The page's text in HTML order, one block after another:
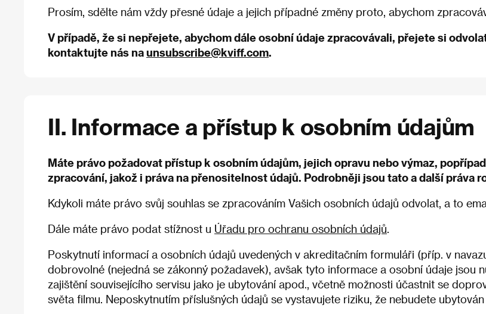
Prosím, sdělte nám vždy přesné údaje a jejich případné změny proto, abychom
V případě, že si nepřejete, abychom dále osobní údaje zpracovávali, přejete si
kontaktujte nás naunsubscribe@kviff.com.
II. Informace a přístup k osobním údajům
Máte právo požadovat přístup k osobním údajům, jejich opravu nebo výmaz,
zpracování, jakož i práva na přenositelnost údajů. Podrobněji jsou tato a další práva
Kdykoli máte právo svůj souhlas se zpracováním Vašich osobních údajů odvolat, a to
Dále máte právo podat stížnost u Úřadu pro ochranu osobních údajů.
Poskytnutí informací a osobních údajů uvedených v akreditačním formuláři (příp. v
dobrovolné (nejedná se zákonný požadavek), avšak tyto informace a osobní údaje jsou
zajištění souvisejícího servisu jako je ubytování apod., včetně možnosti účastnit se
světa filmu. Neposkytnutím příslušných údajů se vystavujete riziku, že nebudete